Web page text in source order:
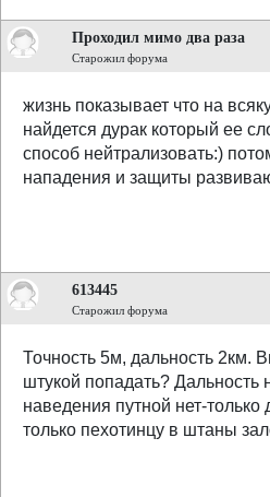
Проходил мимо два раза
Старожил форума
жизнь показывает что на
найдется дурак который ее
способ нейтрализовать:)
нападения и защиты
613445
Старожил форума
Точность 5м, дальность 2км.
штукой попадать?
наведения путной нет-
только пехотинцу в штаны